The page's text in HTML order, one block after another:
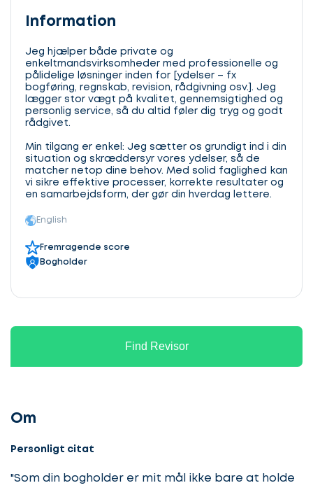
Information
Jeg hjælper både private og
enkeltmandsvirksomheder med professionelle og
pålidelige løsninger inden for [ydelser – fx
bogføring, regnskab, revision, rådgivning osv.]. Jeg
lægger stor vægt på kvalitet, gennemsigtighed og
personlig service, så du altid føler dig tryg og godt
rådgivet.
Min tilgang er enkel: Jeg sætter os grundigt ind i din
situation og skræddersyr vores ydelser, så de
matcher netop dine behov. Med solid faglighed kan
vi sikre effektive processer, korrekte resultater og
en samarbejdsform, der gør din hverdag lettere.
English
Fremragende score
Bogholder
Find Revisor
Om
Personligt citat
"Som din bogholder er mit mål ikke bare at holde